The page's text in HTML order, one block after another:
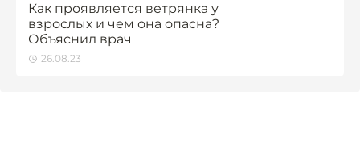
Как проявляется ветрянка у
взрослых и чем она опасна?
Объяснил врач
26.08.23